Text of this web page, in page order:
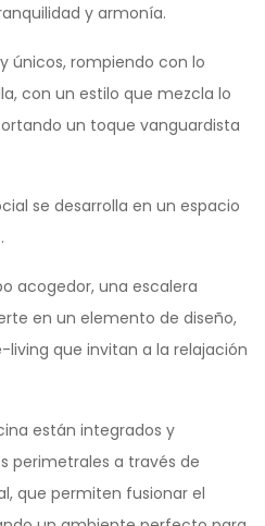
y armonía.
únicos, rompiendo con lo
con un estilo que mezcla lo
un toque vanguardista
se desarrolla en un espacio
acogedor, una escalera
en un elemento de diseño,
que invitan a la relajación
están integrados y
perimetrales a través de
que permiten fusionar el